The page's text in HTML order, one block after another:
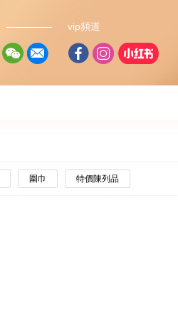
vip頻道
圍巾 特價陳列品